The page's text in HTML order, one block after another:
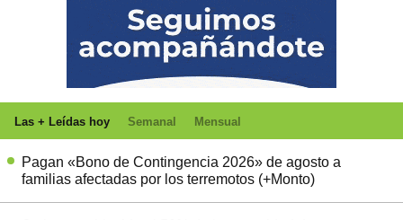
Las + Leídas hoy Semanal Mensual
Pagan «Bono de Contingencia 2026» de agosto a
familias afectadas por los terremotos (+Monto)